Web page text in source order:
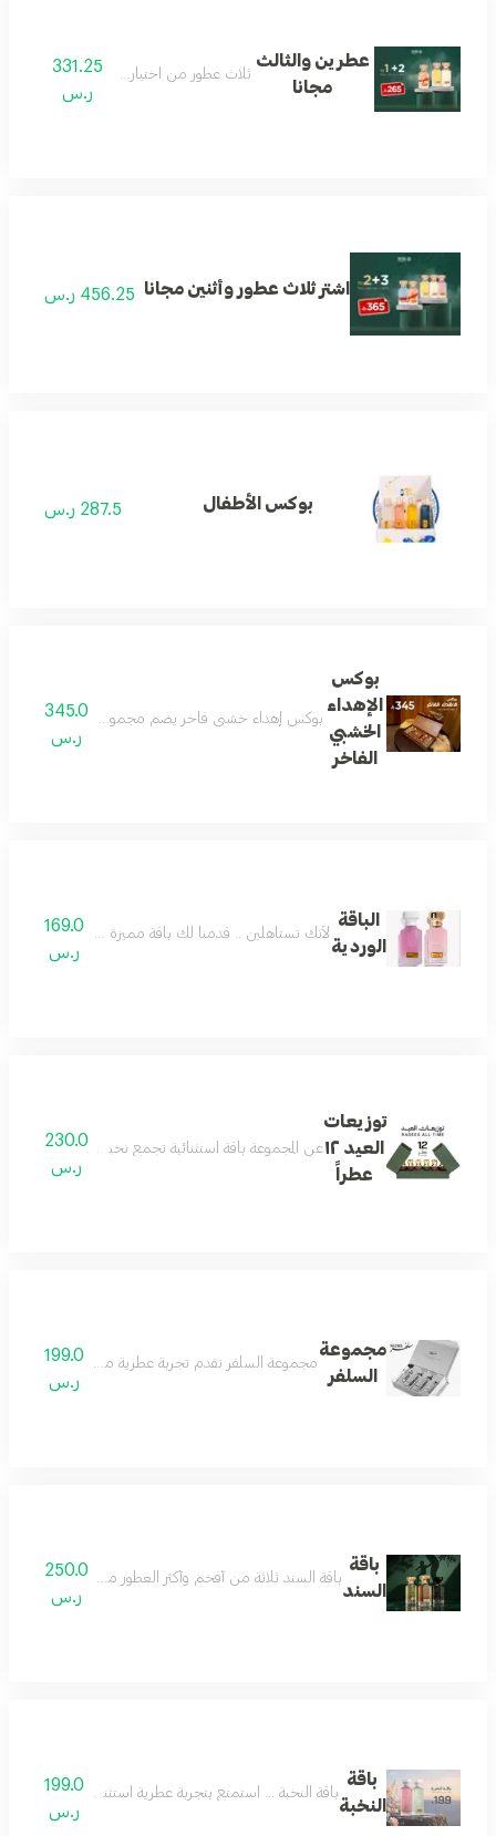
عطرين والثالث
مجانا
ثلاث عطور من اختيار العميل331.25
ر.س
اشتر ثلاث عطور وأثنين مجانا 456.25 ر.س
بوكس الأطفال 287.5 ر.س
بوكس
الإهداء
الخشبي
الفاخر
بوكس إهداء خشبي فاخر يضم مجموعة عطور جميلة
345.0
ر.س
الباقة
الوردية
لأنك تستاهلين .. قدمنا لك باقة مميزة وفريدة
169.0
ر.س
توزيعات
العيد ١٢
عطراً
عن المجموعة باقة استثنائية تجمع نخبة العطر والأكثر تميزًا في تاريخ رسيس، 12
230.0
ر.س
مجموعة
السلفر
مجموعة السلفر تقدم تجربة عطرية متكاملة تجمع بين
199.0
ر.س
باقة
السند
باقة السند ثلاثة من أفخم وأكثر العطور مبيعاً، جُمعت
250.0
ر.س
باقة
النخبة
باقة النخبة ... استمتع بتجربة عطرية استثنائية مع باقة النخبة، عطرين بحجم 160 مل من مجموعتنا المميزة بسعر خاص. فرصة رائعة للاستمتاع
199.0
ر.س